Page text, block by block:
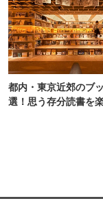
都内・東京近郊のブ
選！思う存分読書を